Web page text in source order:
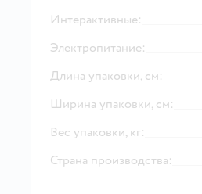
Интерактивные:
Электропитание:
Длина упаковки, см:
Ширина упаковки, см:
Вес упаковки, кг:
Страна производства: